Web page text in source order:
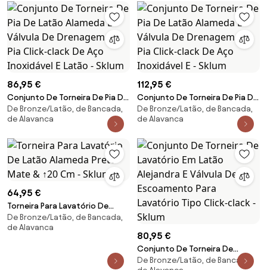
Sklum
86,95 €
Conjunto De Torneira De Pia De
Latão Alameda E Válvula De
Drenagem De Pia Click-clack De
Aço Inoxidável E Latão - Sklum
De Bronze/Latão, de Bancada,
de Alavanca
112,95 €
Conjunto De Torneira De Pia De
Latão Alameda E Válvula De
Drenagem De Pia Click-clack De
De Bronze/Latão, de Bancada,
de Alavanca
64,95 €
Torneira Para Lavatório De
Latão Alameda Preto Mate &
↑20 Cm - Sklum
De Bronze/Latão, de Bancada,
de Alavanca
80,95 €
Conjunto De Torneira De
Lavatório Em Latão Alejandra E
De Bronze/Latão, de Bancada,